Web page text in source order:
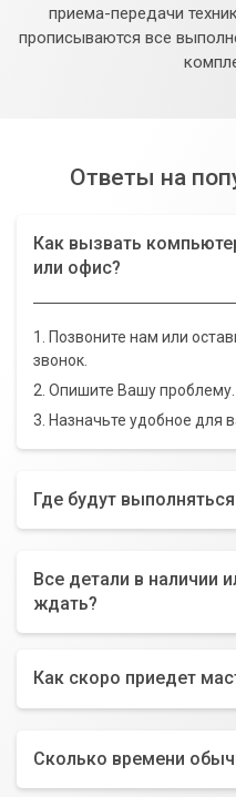
приема-передачи
прописываются все
Ответы на
Как вызвать
или офис?
1. Позвоните нам или
звонок.
2. Опишите Вашу проблему.
3. Назначьте удобное для
Где будут
Все детали в наличии
ждать?
Как скоро приедет
Сколько времени